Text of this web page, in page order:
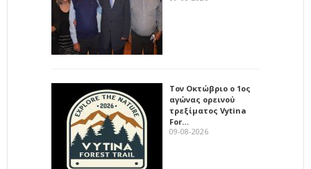
Τον Οκτώβριο ο 1ος
αγώνας ορεινού
τρεξίματος Vytina
For…
09-08-2026